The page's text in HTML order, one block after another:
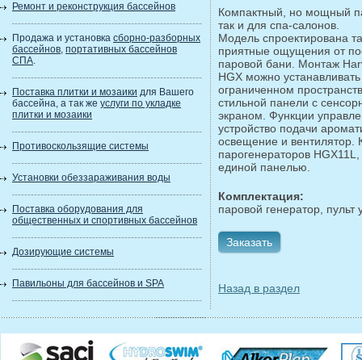
Ремонт и реконструкция бассейнов
Продажа и установка сборно-разборных
бассейнов, портативных бассейнов
СПА.
Поставка плитки и мозаики для Вашего
бассейна, а так же услуги по укладке
плитки и мозаики
Противоскользящие системы
Установки обеззараживания воды
Поставка оборудования для
общественных и спортивных бассейнов
Дозирующие системы
Павильоны для бассейнов и SPA
Компактный, но мощный
так и для спа-салонов.
Модель спроектирована
приятные ощущения от
паровой бани. Монтаж
HGX можно
ограниченном
стильной панели с
экраном. Функции
устройство подачи
освещение и вентилятор.
парогенераторов
единой панелью.
Комплектация:
паровой генератор,
Заказать
Назад в раздел